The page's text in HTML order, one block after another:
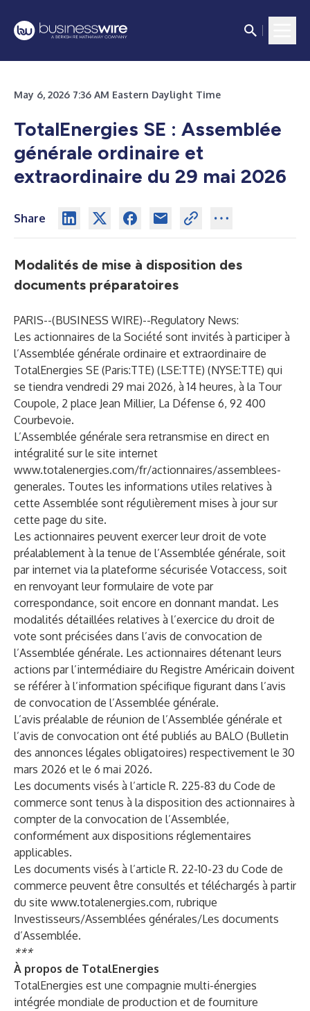
May 6, 2026 7:36 AM Eastern Daylight Time
TotalEnergies SE : Assemblée
générale ordinaire et
extraordinaire du 29 mai 2026
Share
Modalités de mise à disposition des
documents préparatoires
PARIS--(BUSINESS WIRE)--Regulatory News:
Les actionnaires de la Société sont invités à participer à
l’Assemblée générale ordinaire et extraordinaire de
TotalEnergies SE (Paris:TTE) (LSE:TTE) (NYSE:TTE) qui
se tiendra vendredi 29 mai 2026, à 14 heures, à la Tour
Coupole, 2 place Jean Millier, La Défense 6, 92 400
Courbevoie.
L’Assemblée générale sera retransmise en direct en
intégralité sur le site internet
www.totalenergies.com/fr/actionnaires/assemblees-
generales. Toutes les informations utiles relatives à
cette Assemblée sont régulièrement mises à jour sur
cette page du site.
Les actionnaires peuvent exercer leur droit de vote
préalablement à la tenue de l’Assemblée générale, soit
par internet via la plateforme sécurisée Votaccess, soit
en renvoyant leur formulaire de vote par
correspondance, soit encore en donnant mandat. Les
modalités détaillées relatives à l’exercice du droit de
vote sont précisées dans l’avis de convocation de
l’Assemblée générale. Les actionnaires détenant leurs
actions par l’intermédiaire du Registre Américain doivent
se référer à l’information spécifique figurant dans l’avis
de convocation de l’Assemblée générale.
L’avis préalable de réunion de l’Assemblée générale et
l’avis de convocation ont été publiés au BALO (Bulletin
des annonces légales obligatoires) respectivement le 30
mars 2026 et le 6 mai 2026.
Les documents visés à l’article R. 225-83 du Code de
commerce sont tenus à la disposition des actionnaires à
compter de la convocation de l’Assemblée,
conformément aux dispositions réglementaires
applicables.
Les documents visés à l’article R. 22-10-23 du Code de
commerce peuvent être consultés et téléchargés à partir
du site www.totalenergies.com, rubrique
Investisseurs/Assemblées générales/Les documents
d’Assemblée.
***
À propos de TotalEnergies
TotalEnergies est une compagnie multi-énergies
intégrée mondiale de production et de fourniture